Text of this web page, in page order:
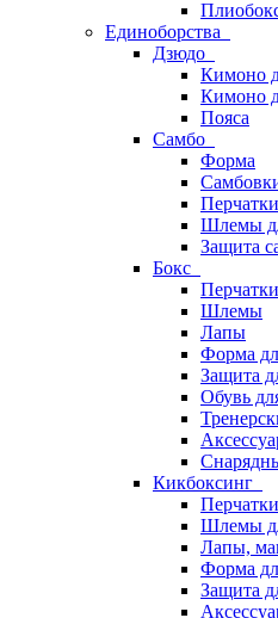
Единоборства
Дзюдо
Кимоно
Кимоно
Пояса
Самбо
Форма
Шлемы
Защита
Бокс
Перчатки
Шлемы
Лапы
Форма
Защита
Обувь
Кикбоксинг
Шлемы
Лапы,
Форма
Защита